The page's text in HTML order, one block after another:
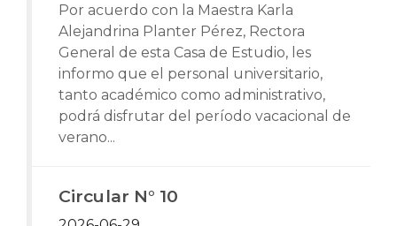
Por acuerdo con la Maestra Karla
Alejandrina Planter Pérez, Rectora
General de esta Casa de Estudio, les
informo que el personal universitario,
tanto académico como administrativo,
podrá disfrutar del período vacacional de
verano...
Circular N° 10